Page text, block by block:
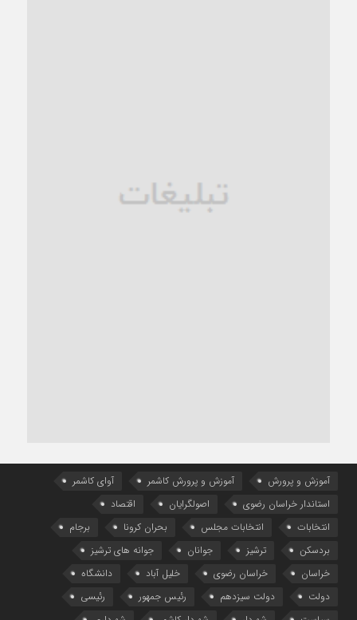
آموزش و پرورش آموزش و پرورش کاشمر
آوای کاشمر
استاندار خراسان رضوی
اصولگرایان
اقتصاد
انتخابات
انتخابات مجلس بحران کرونا
برجام
بردسکن
ترشیز جوانان
جوانه های ترشیز
خراسان
خراسان رضوی خلیل آباد
دانشگاه
دولت
دولت سیزدهم رئیس جمهور
رئیسی